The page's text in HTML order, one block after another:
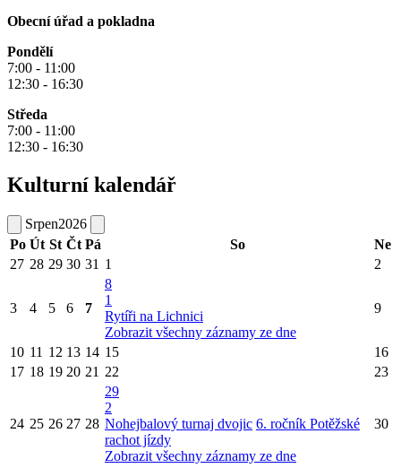
Obecní úřad a pokladna
Pondělí
7:00 - 11:00
12:30 - 16:30
Středa
7:00 - 11:00
12:30 - 16:30
Kulturní kalendář
Srpen2026
Po Út St Čt Pá So
Ne
27 28 29 30 31 1 2
3 4 5 6 7
8
1
Rytíři na Lichnici
Zobrazit všechny záznamy ze dne
9
10 11 12 13 14 15
16
17 18 19 20 21 22 23
24 25 26 27 28
29
2
Nohejbalový turnaj dvojic 6. ročník Potěžské
rachot jízdy
Zobrazit všechny záznamy ze dne
30